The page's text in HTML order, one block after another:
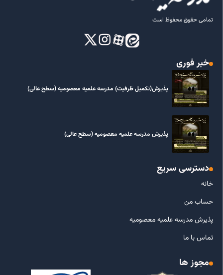
تمامی حقوق محفوظ است
خبر فوری
پذیرش(تکمیل ظرفیت) مدرسه علمیه معصومیه‌ (سطح عالی)
پذیرش مدرسه علمیه معصومیه‌ (سطح عالی)
دسترسی سریع
خانه
حساب من
پذیرش مدرسه علمیه معصومیه
تماس با ما
مجوز ها